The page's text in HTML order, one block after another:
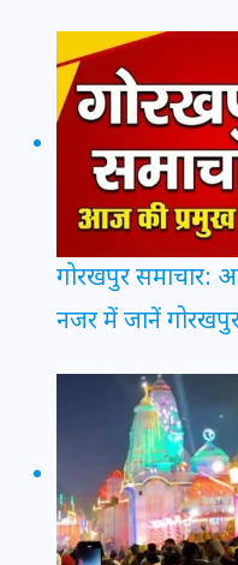
गोरखपुर समाचार:
नजर में जानें